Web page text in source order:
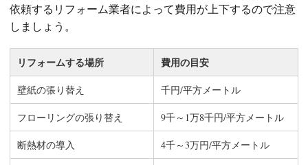
依頼するリフォーム業者によって費用が上下するので注意
しましょう。
リフォームする場所 費用の目安
壁紙の張り替え 千円/平方メートル
フローリングの張り替え 9千～1万8千円/平方メートル
断熱材の導入 4千～3万円/平方メートル